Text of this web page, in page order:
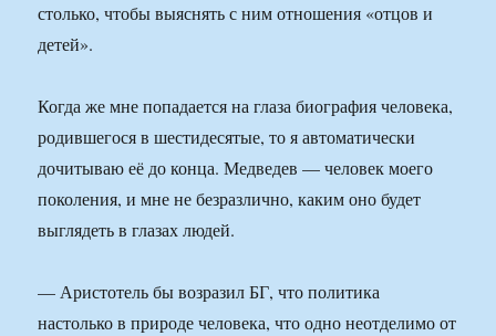
столько, чтобы выяснять с ним отношения «отцов и
детей».
Когда же мне попадается на глаза биография человека,
родившегося в шестидесятые, то я автоматически
дочитываю её до конца. Медведев — человек моего
поколения, и мне не безразлично, каким оно будет
выглядеть в глазах людей.
— Аристотель бы возразил БГ, что политика
настолько в природе человека, что одно неотделимо от